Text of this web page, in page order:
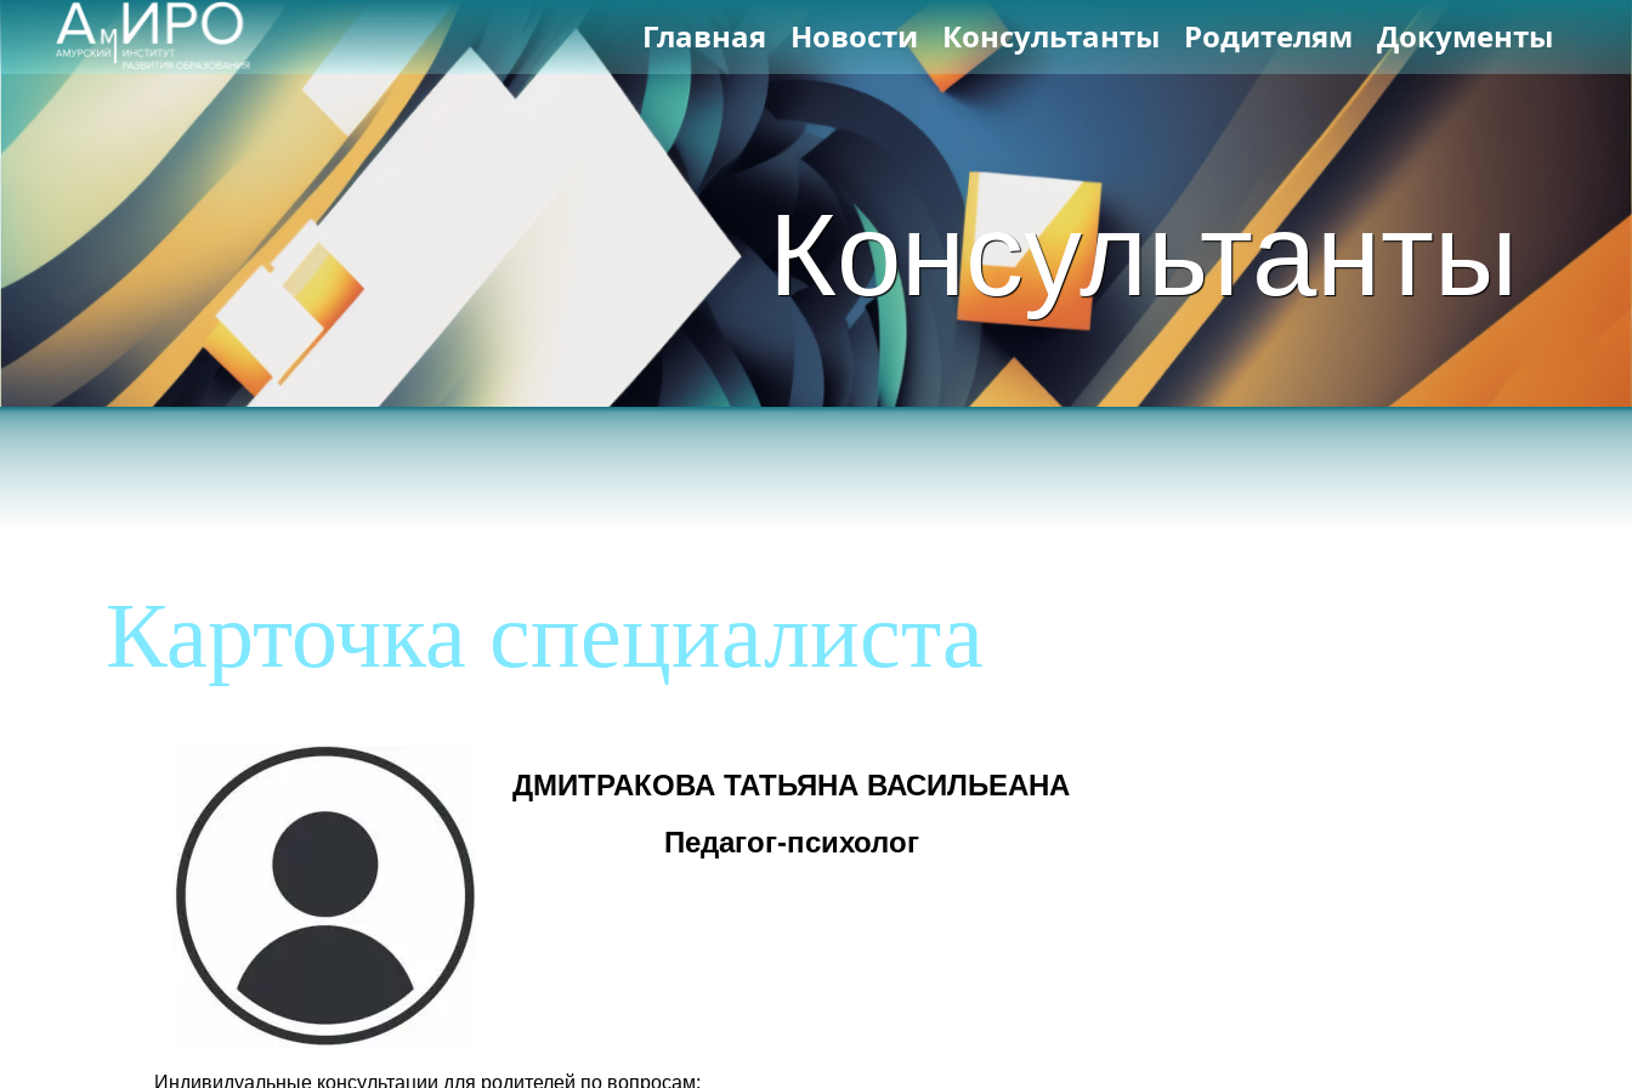
Главная Новости Консультанты Родителям Документы
Консультанты
Карточка специалиста
ДМИТРАКОВА ТАТЬЯНА ВАСИЛЬЕАНА
Педагог-психолог
Индивидуальные консультации для родителей по вопросам: